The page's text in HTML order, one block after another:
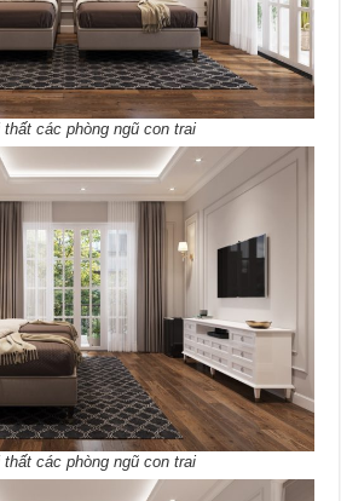
các phòng ngũ con trai
các phòng ngũ con trai